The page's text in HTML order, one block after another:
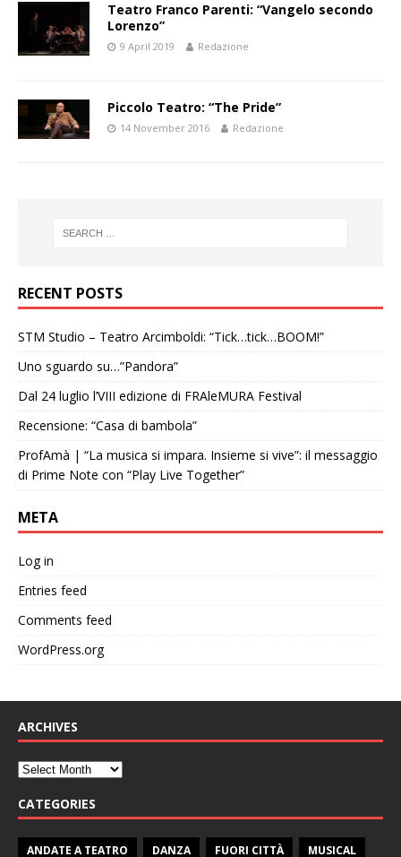
Teatro Franco Parenti: “Vangelo secondo
Lorenzo”
9 April 2019 Redazione
Piccolo Teatro: “The Pride”
14 November 2016 Redazione
RECENT POSTS
STM Studio – Teatro Arcimboldi: “Tick…tick…BOOM!”
Uno sguardo su…”Pandora”
Dal 24 luglio l’VIII edizione di FRAleMURA Festival
Recensione: “Casa di bambola”
ProfAmà | “La musica si impara. Insieme si vive”: il messaggio
di Prime Note con “Play Live Together”
META
Log in
Entries feed
Comments feed
WordPress.org
ARCHIVES
CATEGORIES
ANDATE A TEATRO DANZA FUORI CITTÀ MUSICAL